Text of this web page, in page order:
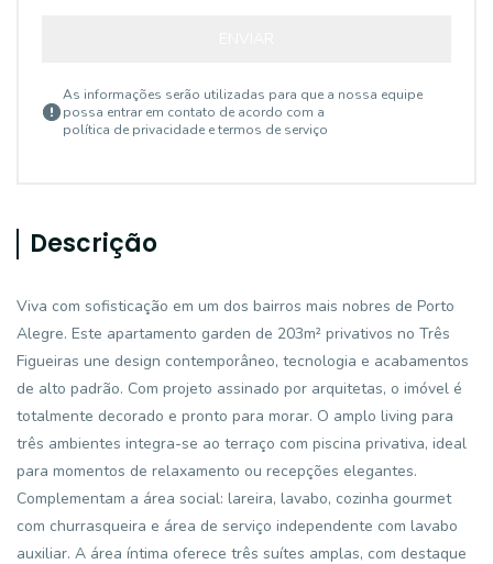
As informações serão utilizadas para que a nossa equipe
possa entrar em contato de acordo com a
política de privacidade e termos de serviço
Descrição
Viva com sofisticação em um dos bairros mais nobres de Porto
Alegre. Este apartamento garden de 203m² privativos no Três
Figueiras une design contemporâneo, tecnologia e acabamentos
de alto padrão. Com projeto assinado por arquitetas, o imóvel é
totalmente decorado e pronto para morar. O amplo living para
três ambientes integra-se ao terraço com piscina privativa, ideal
para momentos de relaxamento ou recepções elegantes.
Complementam a área social: lareira, lavabo, cozinha gourmet
com churrasqueira e área de serviço independente com lavabo
auxiliar. A área íntima oferece três suítes amplas, com destaque